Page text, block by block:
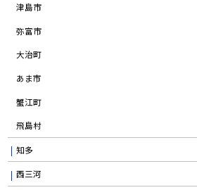
津島市
弥富市
大治町
あま市
蟹江町
飛島村
知多
西三河